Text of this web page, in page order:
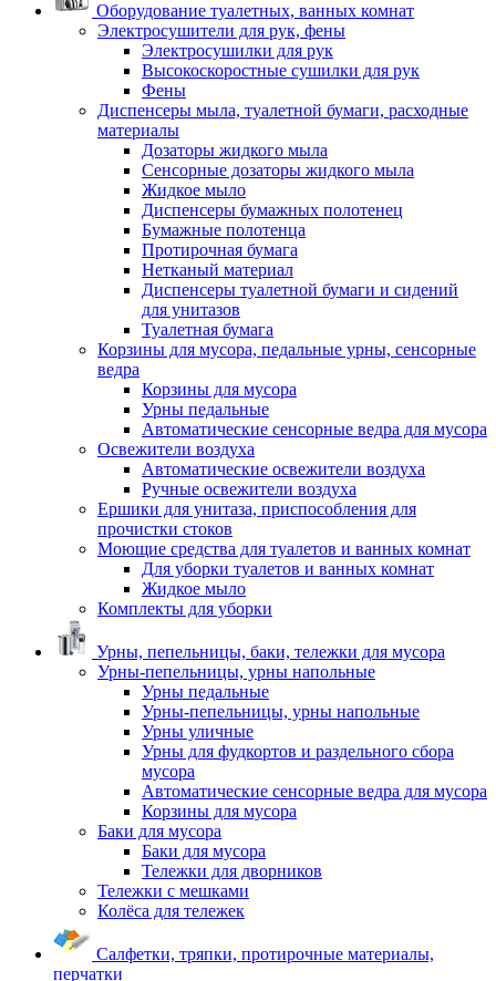
Оборудование туалетных, ванных комнат
Электросушители для рук, фены
Электросушилки для рук
Высокоскоростные сушилки для рук
Фены
Диспенсеры мыла, туалетной бумаги, расходные
материалы
Дозаторы жидкого мыла
Сенсорные дозаторы жидкого мыла
Жидкое мыло
Диспенсеры бумажных полотенец
Бумажные полотенца
Протирочная бумага
Нетканый материал
Диспенсеры туалетной бумаги и сидений
для унитазов
Туалетная бумага
Корзины для мусора, педальные урны, сенсорные
ведра
Корзины для мусора
Урны педальные
Автоматические сенсорные ведра для мусора
Освежители воздуха
Автоматические освежители воздуха
Ручные освежители воздуха
Ершики для унитаза, приспособления для
прочистки стоков
Моющие средства для туалетов и ванных комнат
Для уборки туалетов и ванных комнат
Жидкое мыло
Комплекты для уборки
Урны, пепельницы, баки, тележки для мусора
Урны-пепельницы, урны напольные
Урны педальные
Урны-пепельницы, урны напольные
Урны уличные
Урны для фудкортов и раздельного сбора
мусора
Автоматические сенсорные ведра для мусора
Корзины для мусора
Баки для мусора
Баки для мусора
Тележки для дворников
Тележки с мешками
Колёса для тележек
Салфетки, тряпки, протирочные материалы,
перчатки